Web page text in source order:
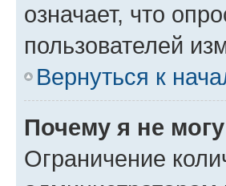
означает, что
пользователей
Вернуться к
Почему я не
Ограничение